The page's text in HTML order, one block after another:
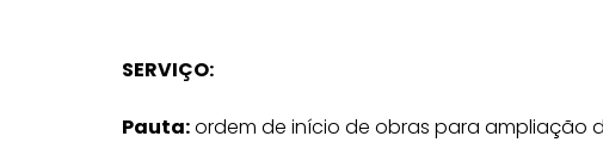
SERVIÇO:
Pauta:ordem de início de obras para ampliação